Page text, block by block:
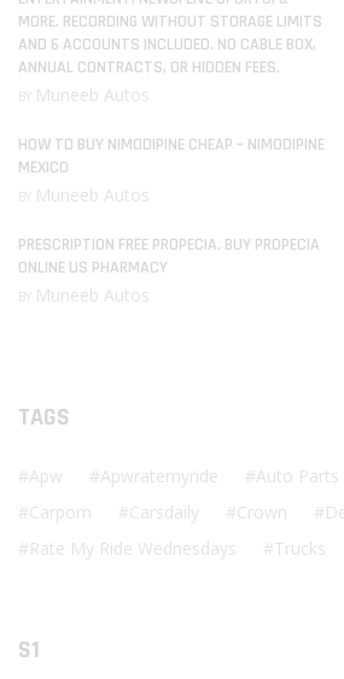
MORE. RECORDING WITHOUT STORAGE LIMITS
AND 6 ACCOUNTS INCLUDED. NO CABLE BOX,
ANNUAL CONTRACTS, OR HIDDEN FEES.
BY Muneeb Autos
HOW TO BUY NIMODIPINE CHEAP – NIMODIPINE
MEXICO
BY Muneeb Autos
PRESCRIPTION FREE PROPECIA. BUY PROPECIA
ONLINE US PHARMACY
BY Muneeb Autos
TAGS
Apw Apwratemyride Auto Parts
Carporn
Carsdaily Crown
Rate My Ride Wednesdays
Trucks
S1